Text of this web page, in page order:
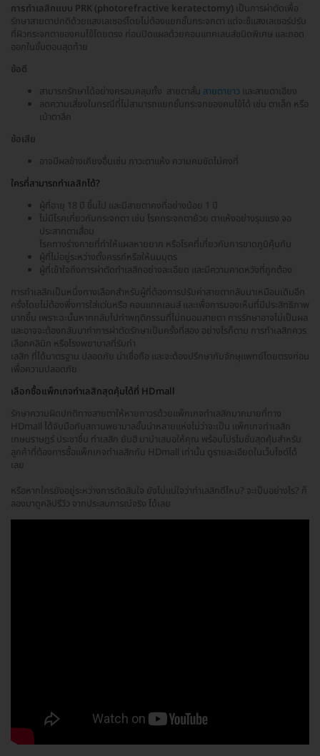
การทำเลสิกแบบ PRK (photorefractive keratectomy) เป็นการผ่าตัดเพื่อ
รักษาสายตาปกติด้วยแสงเลเซอร์โดยไม่ต้องแยกชั้นกระจกตา แต่จะช้แสงเลเซอร์ปรับ
ที่ผิวกระจกตาของคนไข้โดยตรง ก่อนปิดแผลด้วยคอนแทคเลนส์ชนิดพิเศษ และถอด
ออกในขั้นตอนสุดท้าย
ข้อดี
สามารถรักษาได้อย่างครอบคลุมทั้ง สายตาสั้น สายตายาว และสายตาเอียง
ลดความเสี่ยงในกรณีที่ไม่สามารถแยกชั้นกระจกของคนไข้ได้ เช่น ตาเล็ก หรือ
เบ้าตาลึก
ข้อเสีย
อาจมีผลข้างเคียงอื่นเช่น ภาวะตาแห้ง ความคมชัดไม่คงที่
ใครที่สามารถทำเลสิกได้?
ผู้ที่อายุ 18 ปี ขึ้นไป และมีสายตาคงที่อย่างน้อย 1 ปี
ไม่มีโรคเกี่ยวกับกระจกตา เช่น โรคกระจกตาย้วย ตาแห้งอย่างรุนแรง จอ
ประสาทตาเสื่อม
โรคทางร่างกายที่ทำให้แผลหายยาก หรือโรคที่เกี่ยวกับการขาดภูมิคุ้มกัน
ผู้ที่ไม่อยู่ระหว่างตั้งครรภ์หรือให้นมบุตร
ผู้ที่เข้าใจถึงการผ่าตัดทำเลสิกอย่างละเอียด และมีความคาดหวังที่ถูกต้อง
การทำเลสิกเป็นหนึ่งทางเลือกสำหรับผู้ที่ต้องการปรับค่าสายตากลับมาเหมือนเดิมอีก
ครั้งโดยไม่ต้องพึ่งการใส่แว่นหรือ คอนแทคเลนส์ และเพื่อการมองเห็นที่มีประสิทธิภาพ
มากขึ้น เพราะฉะนั้นหากกลับไปทำพฤติกรรมที่ไม่ถนอมสายตา การรักษาอาจไม่เป็นผล
และอาจจะต้องกลับมาทำการผ่าตัดรักษาเป็นครั้งที่สอง อย่างไรก็ตาม การทำเลสิกควร
เลือกคลินิก หรือโรงพยาบาลที่รับทำ
เลสิก ที่ได้มาตรฐาน ปลอดภัย น่าเชื่อถือ และจะต้องปรึกษากับจักษุแพทย์โดยตรงก่อน
เพื่อความปลอดภัย
เลือกซื้อแพ็กเกจทำเลสิกสุดคุ้มได้ที่ HDmall
รักษาความผิดปกติทางสายตาให้หายถาวรด้วยแพ็กเกจทำเลสิกมากมายที่ทาง
HDmall ได้จับมือกับสถานพยาบาลชั้นนำหลายแห่งไม่ว่าจะเป็น แพ็กเกจทำเลสิก
เกษมราษฎร์ ประชาชื่น ทำเลสิก ยันฮี มานำเสนอให้คุณ พร้อมโปรโมชั่นสุดคุ้มสำหรับ
ลูกค้าที่ต้องการซื้อแพ็กเกจทำเลสิกกับ HDmall เท่านั้น ดูรายละเอียดในเว็บไซต์ได้
เลย
หรือหากใครยังอยู่ระหว่างการตัดสินใจ ยังไม่แน่ใจว่าทำเลสิกดีไหม? จะเป็นอย่างไร? ก็
ลองมาดูคลิปรีวิว จากประสบการณ์จริง ได้เลย